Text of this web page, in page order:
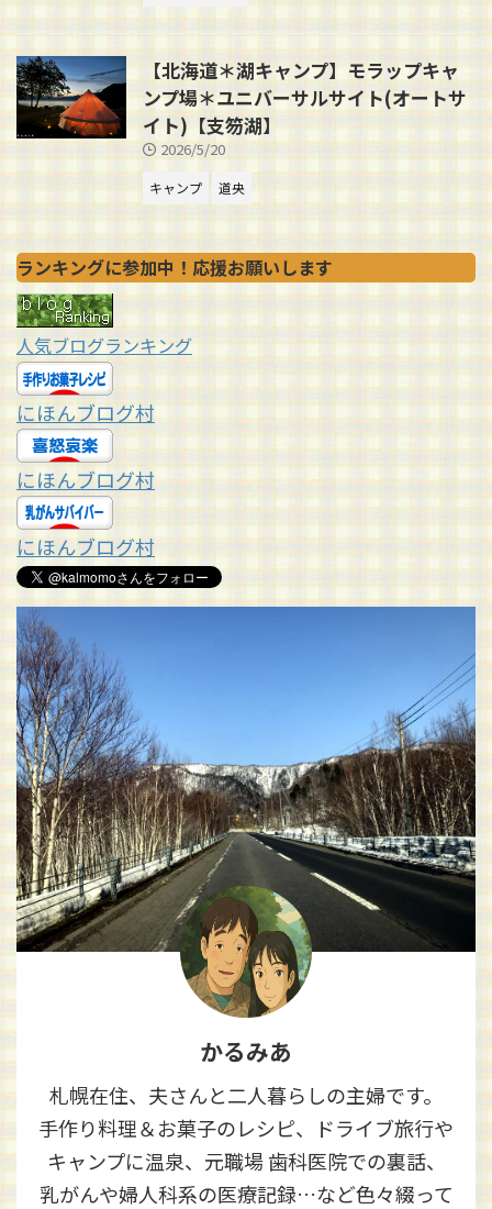
【北海道＊湖キャンプ】モラップキャ
ンプ場＊ユニバーサルサイト(オートサ
イト)【支笏湖】
2026/5/20
キャンプ 道央
ランキングに参加中！応援お願いします
人気ブログランキング
にほんブログ村
にほんブログ村
にほんブログ村
かるみあ
札幌在住、夫さんと二人暮らしの主婦です。
手作り料理＆お菓子のレシピ、ドライブ旅行や
キャンプに温泉、元職場 歯科医院での裏話、
乳がんや婦人科系の医療記録…など色々綴って